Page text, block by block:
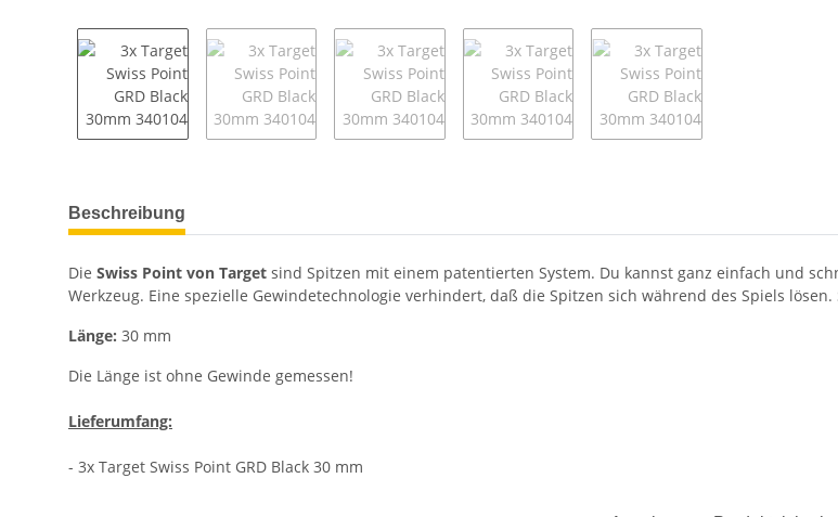
weitere Registerkarten anzeigen
Beschreibung
Die Swiss Point von Target sind Spitzen mit einem patentierten System. Du kannst ganz einfach und
Werkzeug. Eine spezielle Gewindetechnologie verhindert, daß die Spitzen sich während des Spiels
Länge: 30 mm
Die Länge ist ohne Gewinde gemessen!
Lieferumfang:
- 3x Target Swiss Point GRD Black 30 mm